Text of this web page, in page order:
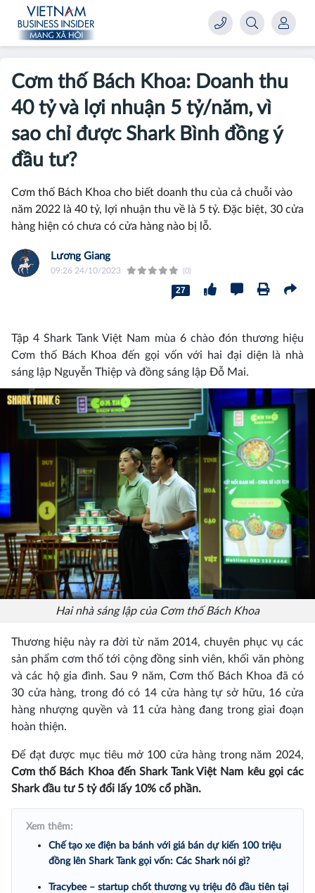
Cơm thố Bách Khoa: Doanh thu
40 tỷ và lợi nhuận 5 tỷ/năm, vì
sao chỉ được Shark Bình đồng ý
đầu tư?
Cơm thố Bách Khoa cho biết doanh thu của cả chuỗi vào
năm 2022 là 40 tỷ, lợi nhuận thu về là 5 tỷ. Đặc biệt, 30 cửa
hàng hiện có chưa có cửa hàng nào bị lỗ.
Lương Giang
09:26 24/10/2023 (0)
27
Tập 4 Shark Tank Việt Nam mùa 6 chào đón thương hiệu
Cơm thố Bách Khoa đến gọi vốn với hai đại diện là nhà
sáng lập Nguyễn Thiệp và đồng sáng lập Đỗ Mai.
Hai nhà sáng lập của Cơm thố Bách Khoa
Thương hiệu này ra đời từ năm 2014, chuyên phục vụ các
sản phẩm cơm thố tới cộng đồng sinh viên, khối văn phòng
và các hộ gia đình. Sau 9 năm, Cơm thố Bách Khoa đã có
30 cửa hàng, trong đó có 14 cửa hàng tự sở hữu, 16 cửa
hàng nhượng quyền và 11 cửa hàng đang trong giai đoạn
hoàn thiện.
Để đạt được mục tiêu mở 100 cửa hàng trong năm 2024,
Cơm thố Bách Khoa đến Shark Tank Việt Nam kêu gọi các
Shark đầu tư 5 tỷ đổi lấy 10% cổ phần.
Xem thêm:
Chế tạo xe điện ba bánh với giá bán dự kiến 100 triệu
đồng lên Shark Tank gọi vốn: Các Shark nói gì?
Tracybee – startup chốt thương vụ triệu đô đầu tiên tại